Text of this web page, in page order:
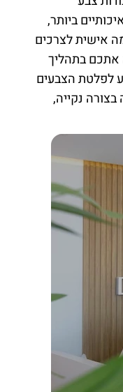
ביותר,
אישית לצרכים
אתכם בתהליך
לפלטת הצבעים
נקייה,